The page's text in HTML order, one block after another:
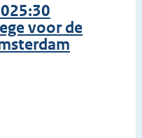
voor de